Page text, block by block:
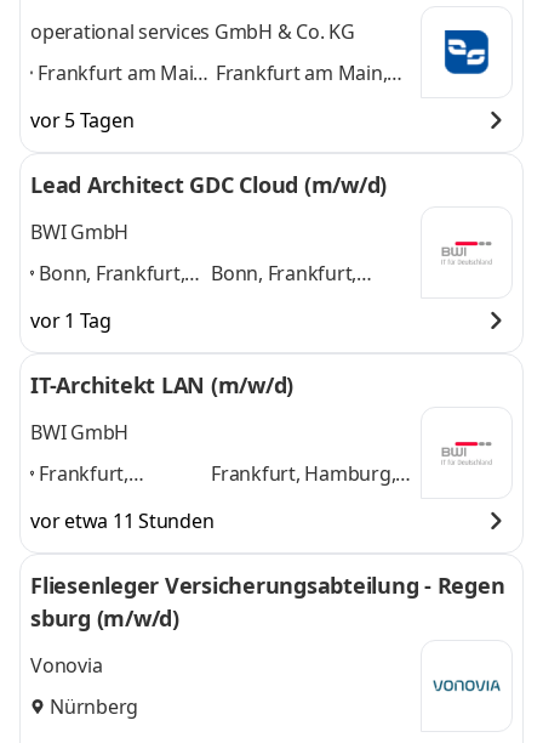
operational services GmbH & Co. KG
Frankfurt am Main,
Hamburg,
München,
Nürnberg,
Senftenberg,
Wolfsburg,
Zwickau,
Frankfurt am Main,
Nürnberg,
Senftenberg,
vor 5 Tagen
Lead Architect GDC Cloud (m/w/d)
BWI GmbH
Bonn, Frankfurt,
München,
Nürnberg, Ulm,
Berlin, Leipzig ,
Bonn, Frankfurt,
Leipzigund 6 weitere
vor 1 Tag
IT-Architekt LAN (m/w/d)
BWI GmbH
Frankfurt,
München,
Nürnberg, Ulm,
Berlin, Bonn,
Leipzig,
Frankfurt, Hamburg,
Ulm, Berlin, Bonn,
Leipzigund 6 weitere
vor etwa 11 Stunden
Fliesenleger Versicherungsabteilung - Regen
sburg (m/w/d)
Vonovia
Nürnberg